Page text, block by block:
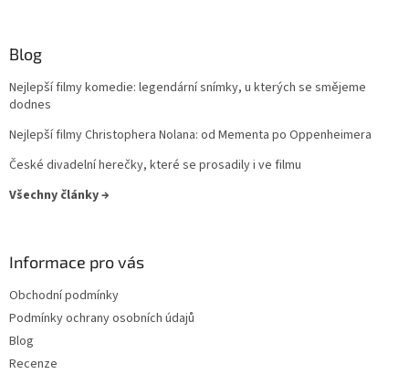
Blog
Nejlepší filmy komedie: legendární snímky, u kterých se smějeme
dodnes
Nejlepší filmy Christophera Nolana: od Mementa po Oppenheimera
České divadelní herečky, které se prosadily i ve filmu
Všechny články →
Informace pro vás
Obchodní podmínky
Podmínky ochrany osobních údajů
Blog
Recenze